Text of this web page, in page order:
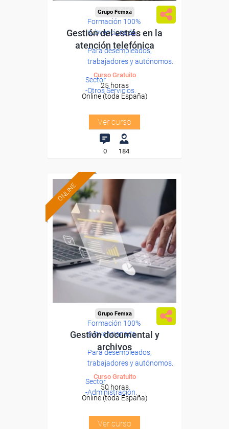
Formación 100%
subvencionada.
Para desempleados,
trabajadores y autónomos.
Sector
-Otros Servicios.
Grupo Femxa
Gestión del estrés en la
atención telefónica
Curso Gratuito
25 horas
Online (toda España)
Ver curso
0 184
ONLINE
Formación 100%
subvencionada.
Para desempleados,
trabajadores y autónomos.
Sector
-Administración.
Grupo Femxa
Gestión documental y
archivos
Curso Gratuito
50 horas
Online (toda España)
Ver curso